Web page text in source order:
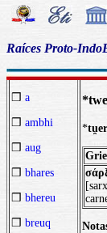
Raíces Proto-
❒ a
❒ ambhi
❒ aug
❒ bhares
❒ bhereu
❒ breuq
*